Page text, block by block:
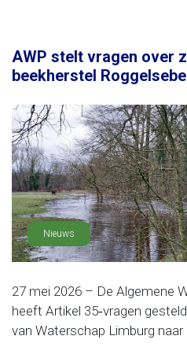
AWP stelt vragen over
beekherstel
Nieuws
27 mei 2026 – De Algemene
heeft Artikel 35‑vragen
van Waterschap Limburg naar